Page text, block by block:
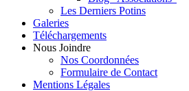
Les Derniers Potins
Galeries
Téléchargements
Nous Joindre
Nos Coordonnées
Formulaire de Contact
Mentions Légales